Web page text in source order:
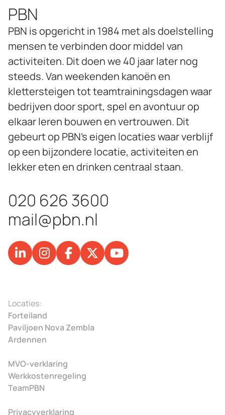
PBN
PBN is opgericht in 1984 met als doelstelling
mensen te verbinden door middel van
activiteiten. Dit doen we 40 jaar later nog
steeds. Van weekenden kanoën en
klettersteigen tot teamtrainingsdagen waar
bedrijven door sport, spel en avontuur op
elkaar leren bouwen en vertrouwen. Dit
gebeurt op PBN’s eigen locaties waar verblijf
op een bijzondere locatie, activiteiten en
lekker eten en drinken centraal staan.
020 626 3600
mail@pbn.nl
Locaties:
Forteiland
Paviljoen Nova Zembla
Ardennen
MVO-verklaring
Werkkostenregeling
TeamPBN
Privacyverklaring